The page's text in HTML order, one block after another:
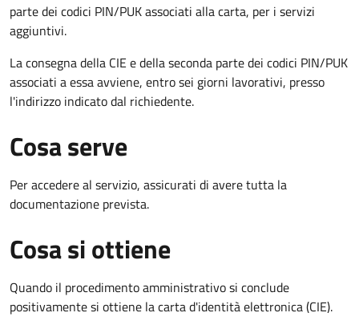
parte dei codici PIN/PUK associati alla carta, per i servizi
aggiuntivi.
La consegna della CIE e della seconda parte dei codici PIN/PUK
associati a essa avviene, entro sei giorni lavorativi, presso
l'indirizzo indicato dal richiedente.
Cosa serve
Per accedere al servizio, assicurati di avere tutta la
documentazione prevista.
Cosa si ottiene
Quando il procedimento amministrativo si conclude
positivamente si ottiene la carta d'identità elettronica (CIE).